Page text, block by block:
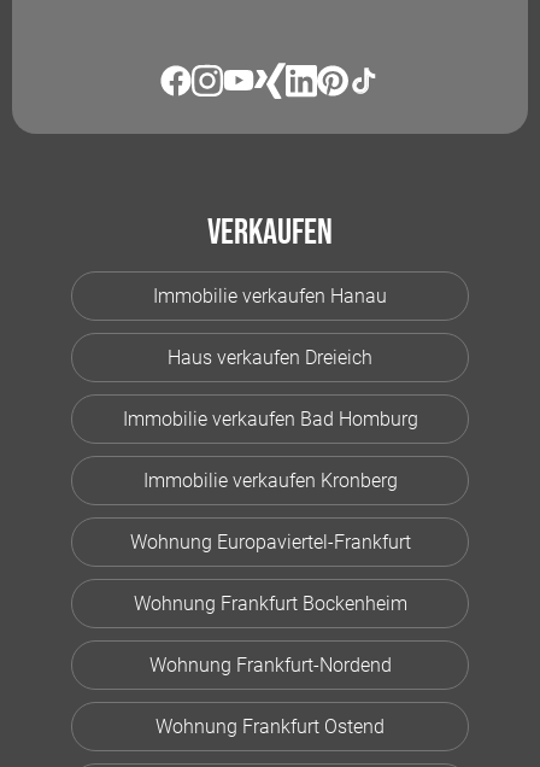
Verkaufen
Immobilie verkaufen Hanau
Haus verkaufen Dreieich
Immobilie verkaufen Bad Homburg
Immobilie verkaufen Kronberg
Wohnung Europaviertel-Frankfurt
Wohnung Frankfurt Bockenheim
Wohnung Frankfurt-Nordend
Wohnung Frankfurt Ostend